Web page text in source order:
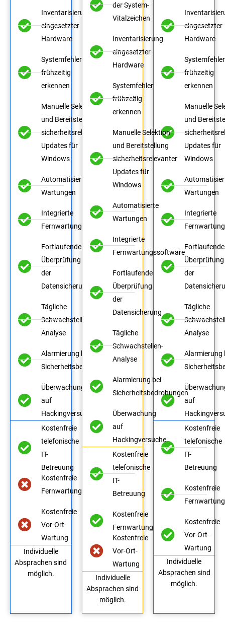
Inventarisierung
eingesetzter
Hardware
Systemfehler
frühzeitig
erkennen
Manuelle Selektion
und Bereitstellung
sicherheitsrelevanter
Updates für
Windows
Automatisierte
Wartungen
Integrierte
Fernwartungssoftware
Fortlaufende
Überprüfung
der
Datensicherung
Tägliche
Schwachstellen-
Analyse
Alarmierung bei
Sicherheitsbedrohungen
Überwachung
auf
Hackingversuche
Kostenfreie
telefonische
IT-
Betreuung
Kostenfreie
Fernwartung
Kostenfreie
Vor-Ort-
Wartung
Individuelle
Absprachen sind
möglich.
der System-
Vitalzeichen
Inventarisierung
eingesetzter
Hardware
Systemfehler
frühzeitig
erkennen
Manuelle Selektion
und Bereitstellung
sicherheitsrelevanter
Updates für
Windows
Automatisierte
Wartungen
Integrierte
Fernwartungssoftware
Fortlaufende
Überprüfung
der
Datensicherung
Tägliche
Schwachstellen-
Analyse
Alarmierung bei
Sicherheitsbedrohungen
Überwachung
auf
Hackingversuche
Kostenfreie
telefonische
IT-
Betreuung
Kostenfreie
Fernwartung
Kostenfreie
Vor-Ort-
Wartung
Individuelle
Absprachen sind
möglich.
eingesetzter
Hardware
Systemfehler
frühzeitig
erkennen
Manuelle
und
Updates für
Windows
Wartungen
Integrierte
Fortlaufende
Überprüfung
der
Tägliche
Analyse
Alarmierung
auf
Kostenfreie
telefonische
IT-
Betreuung
Kostenfreie
Fernwartung
Kostenfreie
Vor-Ort-
Wartung
Individuelle
Absprachen sind
möglich.